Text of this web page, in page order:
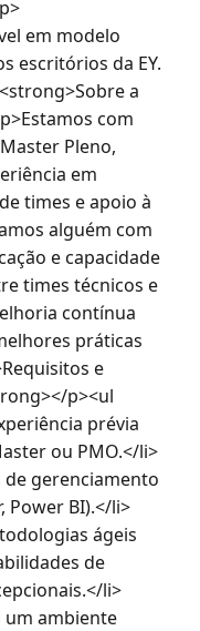
em modelo
escritórios da EY.
a
com
Pleno,
em
times e apoio à
alguém com
e capacidade
times técnicos e
contínua
práticas
e
p><ul
prévia
ou PMO.</li>
gerenciamento
Power BI).</li>
ágeis
de
li>
um ambiente